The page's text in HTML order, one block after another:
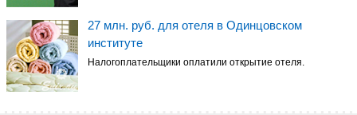
27 млн. руб. для отеля в Одинцовском
институте
Налогоплательщики оплатили открытие отеля.